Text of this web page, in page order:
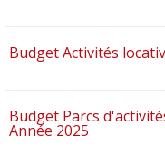
Budget Activités
Budget Parcs
Année 2025